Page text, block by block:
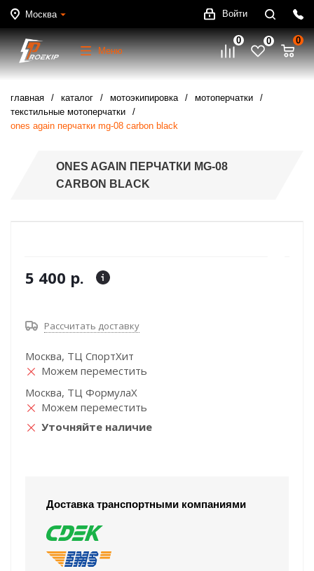
Москва Войти
Меню
0 0 0
главная каталог мотоэкипировка
мотоперчатки
текстильные мотоперчатки
ones again перчатки mg-08 carbon black
ONES AGAIN ПЕРЧАТКИ MG-08
CARBON BLACK
5 400 р.
Рассчитать доставку
Москва, ТЦ СпортХит
Можем переместить
Москва, ТЦ ФормулаХ
Можем переместить
Уточняйте наличие
Доставка транспортными компаниями